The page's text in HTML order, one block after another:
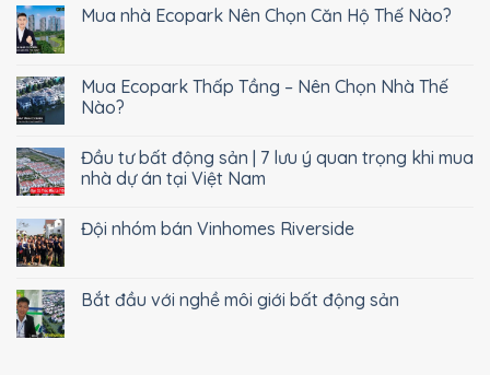
Mua nhà Ecopark Nên Chọn Căn Hộ Thế Nào?
Mua Ecopark Thấp Tầng – Nên Chọn Nhà Thế
Nào?
Đầu tư bất động sản | 7 lưu ý quan trọng khi mua
nhà dự án tại Việt Nam
Đội nhóm bán Vinhomes Riverside
Bắt đầu với nghề môi giới bất động sản